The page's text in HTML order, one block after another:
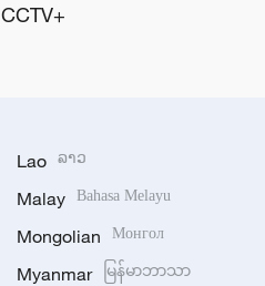
CCTV+
Lao ລາວ
Malay Bahasa Melayu
Mongolian Монгол
Myanmar မြန်မာဘာသာ